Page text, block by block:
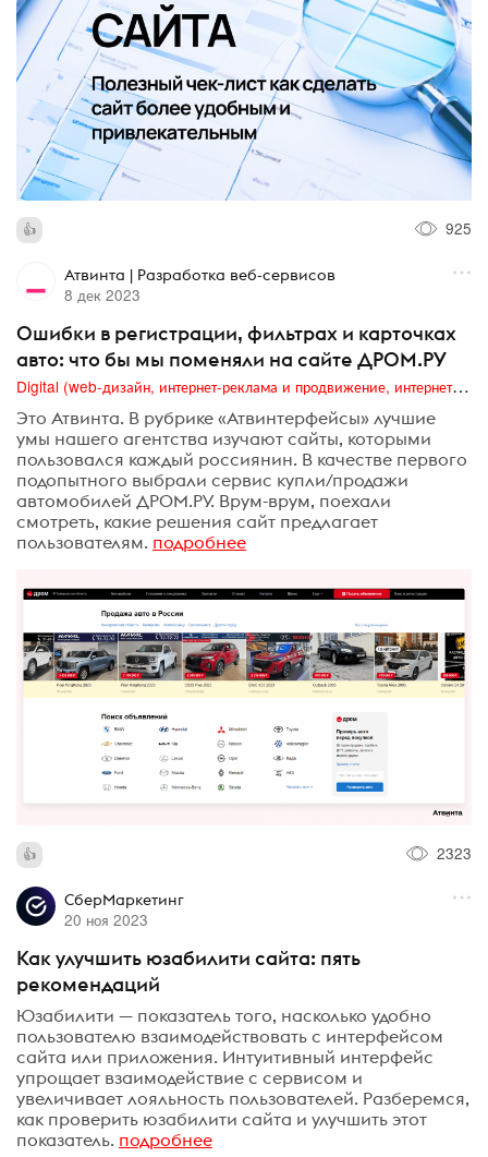
925
Атвинта | Разработка веб-сервисов
8 дек 2023
Ошибки в регистрации, фильтрах и карточках
авто: что бы мы поменяли на сайте ДРОМ.РУ
Digital (web-дизайн, интернет-реклама и продвижение, интернет-сообщества и блоги, интернет-коммуникации, мобильный маркетинг, реклама на цифровых экранах)
Это Атвинта. В рубрике «Атвинтерфейсы» лучшие
умы нашего агентства изучают сайты, которыми
пользовался каждый россиянин. В качестве первого
подопытного выбрали сервис купли/продажи
автомобилей ДРОМ.РУ. Врум-врум, поехали
смотреть, какие решения сайт предлагает
пользователям. подробнее
2323
СберМаркетинг
20 ноя 2023
Как улучшить юзабилити сайта: пять
рекомендаций
Юзабилити — показатель того, насколько удобно
пользователю взаимодействовать с интерфейсом
сайта или приложения. Интуитивный интерфейс
упрощает взаимодействие с сервисом и
увеличивает лояльность пользователей. Разберемся,
как проверить юзабилити сайта и улучшить этот
показатель. подробнее